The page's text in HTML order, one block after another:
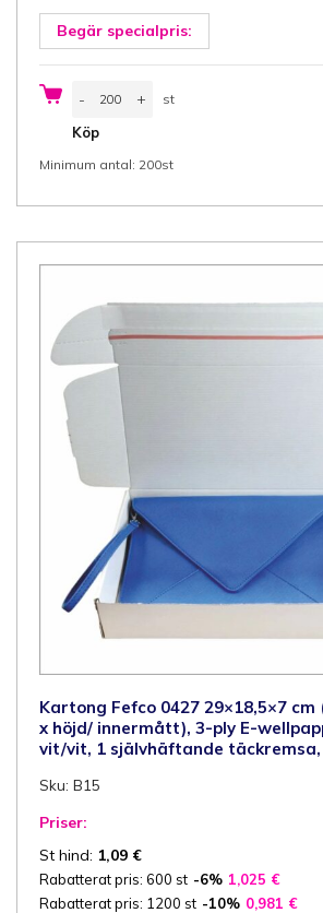
Begär specialpris:
-
Fefco
29x18,5x7
(bredd
x
innermått),
wellpapp
ca
brun/brun,
1
självhäftande
täckremsa,
rivremsa
mängd
+ st
Köp
Minimum antal: 200st
Kartong Fefco 0427 29×18,5×7
x höjd/ innermått), 3-ply E-
vit/vit, 1 självhäftande
Sku: B15
Priser:
St hind: 1,09 €
Rabatterat pris: 600 st -6% 1,025 €
Rabatterat pris: 1200 st -10% 0,981 €